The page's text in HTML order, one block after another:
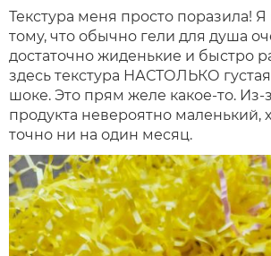
Текстура меня просто поразила!
тому, что обычно гели для душа
достаточно жиденькие и быстро
здесь текстура НАСТОЛЬКО
шоке. Это прям желе какое-то. Из-
продукта невероятно маленький,
точно ни на один месяц.